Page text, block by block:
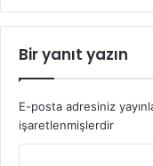
Bir yanıt yazın
E-posta adresiniz
işaretlenmişlerdir